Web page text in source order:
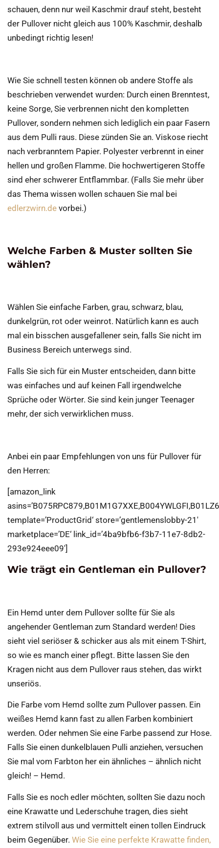
schauen, denn nur weil Kaschmir drauf steht, besteht
der Pullover nicht gleich aus 100% Kaschmir, deshalb
unbedingt richtig lesen!
Wie Sie schnell testen können ob andere Stoffe als
beschrieben verwendet wurden: Durch einen Brenntest,
keine Sorge, Sie verbrennen nicht den kompletten
Pullover, sondern nehmen sich lediglich ein paar Fasern
aus dem Pulli raus. Diese zünden Sie an. Viskose riecht
nach verbranntem Papier. Polyester verbrennt in einer
hellen und großen Flamme. Die hochwertigeren Stoffe
sind eher schwerer Entflammbar. (Falls Sie mehr über
das Thema wissen wollen schauen Sie mal bei
edlerzwirn.de vorbei.)
Welche Farben & Muster sollten Sie
wählen?
Wählen Sie einfache Farben, grau, schwarz, blau,
dunkelgrün, rot oder weinrot. Natürlich kann es auch
mal ein bisschen ausgefallener sein, falls Sie nicht im
Business Bereich unterwegs sind.
Falls Sie sich für ein Muster entscheiden, dann bitte
was einfaches und auf keinen Fall irgendwelche
Sprüche oder Wörter. Sie sind kein junger Teenager
mehr, der sich verwirklichen muss.
Anbei ein paar Empfehlungen von uns für Pullover für
den Herren:
[amazon_link
template=’ProductGrid‘ store=’gentlemenslobby-21′
marketplace=’DE‘ link_id=’4ba9bfb6-f3b7-11e7-8db2-
293e924eee09′]
Wie trägt ein Gentleman ein Pullover?
Ein Hemd unter dem Pullover sollte für Sie als
angehender Gentleman zum Standard werden! Dies
sieht viel seriöser & schicker aus als mit einem T-Shirt,
so wie es manch einer pflegt. Bitte lassen Sie den
Kragen nicht aus dem Pullover raus stehen, das wirkt
unseriös.
Die Farbe vom Hemd sollte zum Pullover passen. Ein
weißes Hemd kann fast zu allen Farben kombiniert
werden. Oder nehmen Sie eine Farbe passend zur Hose.
Falls Sie einen dunkelblauen Pulli anziehen, versuchen
Sie mal vom Farbton her ein ähnliches – ähnlich nicht
gleich! – Hemd.
Falls Sie es noch edler möchten, sollten Sie dazu noch
eine Krawatte und Lederschuhe tragen, dies sieht
extrem stilvoll aus und vermittelt einen tollen Eindruck
beim Gegenüber. Wie Sie eine perfekte Krawatte finden,